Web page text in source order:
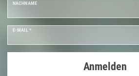
NACHNAME
E-MAIL *
Anmelden